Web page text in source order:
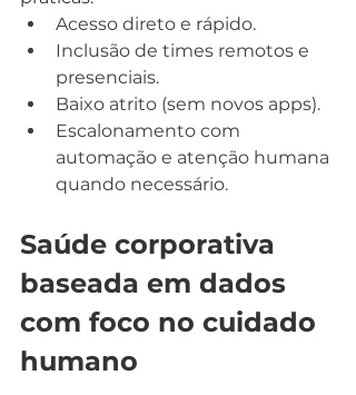
Acesso direto e rápido.
Inclusão de times remotos e
presenciais.
Baixo atrito (sem novos apps).
Escalonamento com
automação e atenção humana
quando necessário.
Saúde corporativa
baseada em dados
com foco no cuidado
humano